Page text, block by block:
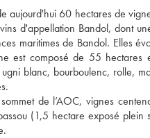
aujourd'hui 60 hectares de
d'appellation Bandol, dont
maritimes de Bandol. Elles
est composé de 55 hectares
blanc, bourboulenc, rolle,
de l’AOC, vignes
(1,5 hectare exposé plein